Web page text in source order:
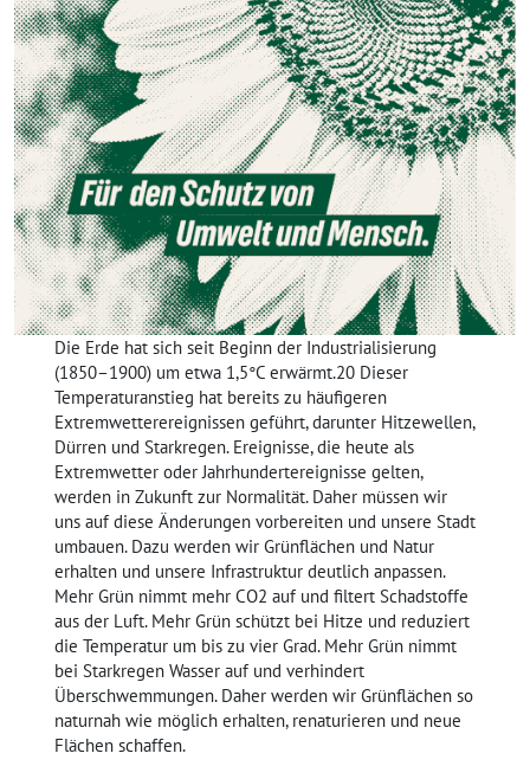
Die Erde hat sich seit Beginn der Industrialisierung
(1850–1900) um etwa 1,5°C erwärmt.20 Dieser
Temperaturanstieg hat bereits zu häufigeren
Extremwetterereignissen geführt, darunter Hitzewellen,
Dürren und Starkregen. Ereignisse, die heute als
Extremwetter oder Jahrhundertereignisse gelten,
werden in Zukunft zur Normalität. Daher müssen wir
uns auf diese Änderungen vorbereiten und unsere Stadt
umbauen. Dazu werden wir Grünflächen und Natur
erhalten und unsere Infrastruktur deutlich anpassen.
Mehr Grün nimmt mehr CO2 auf und filtert Schadstoffe
aus der Luft. Mehr Grün schützt bei Hitze und reduziert
die Temperatur um bis zu vier Grad. Mehr Grün nimmt
bei Starkregen Wasser auf und verhindert
Überschwemmungen. Daher werden wir Grünflächen so
naturnah wie möglich erhalten, renaturieren und neue
Flächen schaffen.